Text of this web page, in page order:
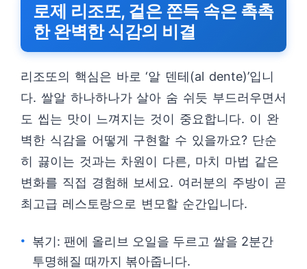
로제 리조또, 겉은 쫀득 속은 촉촉
한 완벽한 식감의 비결
리조또의 핵심은 바로 ‘알 덴테(al dente)’입니
다. 쌀알 하나하나가 살아 숨 쉬듯 부드러우면서
도 씹는 맛이 느껴지는 것이 중요합니다. 이 완
벽한 식감을 어떻게 구현할 수 있을까요? 단순
히 끓이는 것과는 차원이 다른, 마치 마법 같은
변화를 직접 경험해 보세요. 여러분의 주방이 곧
최고급 레스토랑으로 변모할 순간입니다.
볶기: 팬에 올리브 오일을 두르고 쌀을 2분간
투명해질 때까지 볶아줍니다.